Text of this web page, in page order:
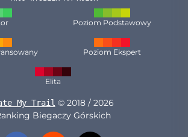
Poziom Podstawowy
Poziom Ekspert
Elita
My Trail © 2018 / 2026
Biegaczy Górskich